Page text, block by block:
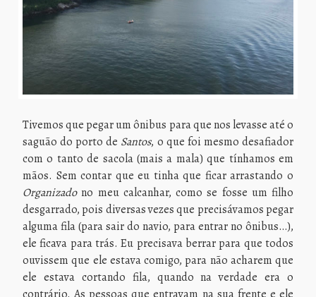
Tivemos que pegar um ônibus para que nos levasse até o
saguão do porto de Santos, o que foi mesmo desafiador
com o tanto de sacola (mais a mala) que tínhamos em
mãos. Sem contar que eu tinha que ficar arrastando o
Organizadono meu calcanhar, como se fosse um filho
desgarrado, pois diversas vezes que precisávamos pegar
alguma fila (para sair do navio, para entrar no ônibus…),
ele ficava para trás. Eu precisava berrar para que todos
ouvissem que ele estava comigo, para não acharem que
ele estava cortando fila, quando na verdade era o
contrário. As pessoas que entravam na sua frente e ele